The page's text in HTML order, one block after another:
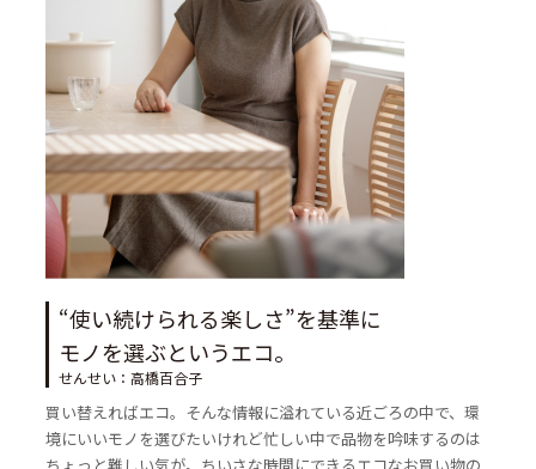
“使い続けられる楽しさ”を基準に
モノを選ぶというエコ。
せんせい：高橋百合子
買い替えればエコ。そんな情報に溢れている近ごろの中で、環
境にいいモノを選びたいけれど忙しい中で品物を吟味するのは